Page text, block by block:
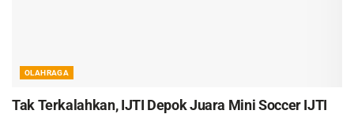
OLAHRAGA
Tak Terkalahkan, IJTI Depok Juara Mini Soccer IJTI